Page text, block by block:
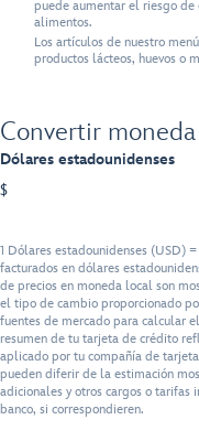
puede aumentar el riesgo
alimentos.
Los artículos de nuestro
productos lácteos, huevos o
Convertir moneda
Dólares estadounidenses
$
1 Dólares estadounidenses (USD)
facturados en dólares
de precios en moneda local son
el tipo de cambio proporcionado
fuentes de mercado para calcular
resumen de tu tarjeta de crédito
aplicado por tu compañía de
pueden diferir de la estimación
adicionales y otros cargos o
banco, si correspondieren.